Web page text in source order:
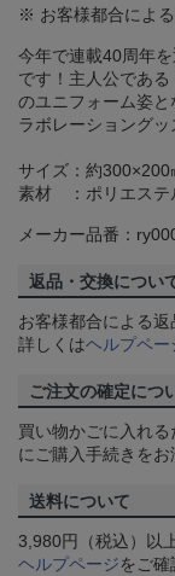
※ お客様都合による
今年で連載40周年
です！主人公であ
のユニフォーム姿
ラボレーショングッ
サイズ：約300×200
素材 ：ポリエステ
メーカー品番：
返品・交換につい
お客様都合による返
詳しくはヘルプペー
ご注文の確定につ
買い物かごに入れ
にご購入手続きをお
送料について
3,980円（税込）以
ヘルプページをご確